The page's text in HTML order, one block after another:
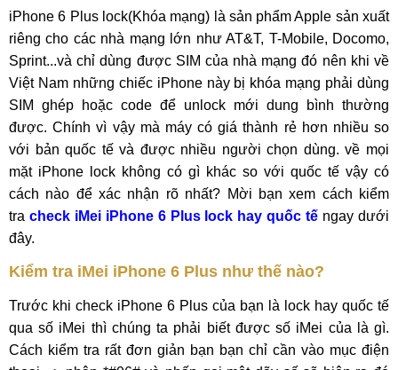
iPhone 6 Plus lock(Khóa mạng) là sản phẩm Apple sản xuất
riêng cho các nhà mạng lớn như AT&T, T-Mobile, Docomo,
Sprint...và chỉ dùng được SIM của nhà mạng đó nên khi về
Việt Nam những chiếc iPhone này bị khóa mạng phải dùng
SIM ghép hoặc code để unlock mới dung bình thường
được. Chính vì vậy mà máy có giá thành rẻ hơn nhiều so
với bản quốc tế và được nhiều người chọn dùng. về mọi
mặt iPhone lock không có gì khác so với quốc tế vậy có
cách nào để xác nhận rõ nhất? Mời bạn xem cách kiểm
tra check iMei iPhone 6 Plus lock hay quốc tế ngay dưới
đây.
Kiểm tra iMei iPhone 6 Plus như thế nào?
Trước khi check iPhone 6 Plus của bạn là lock hay quốc tế
qua số iMei thì chúng ta phải biết được số iMei của là gì.
Cách kiểm tra rất đơn giản bạn bạn chỉ cần vào mục điện